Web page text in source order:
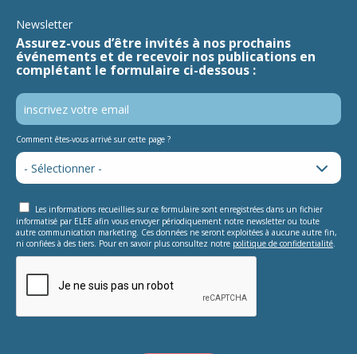
Newsletter
Assurez-vous d’être invités à nos prochains
événements et de recevoir nos publications en
complétant le formulaire ci-dessous :
Comment êtes-vous arrivé sur cette page ?
Les informations recueillies sur ce formulaire sont enregistrées dans un fichier
informatisé par ELEE afin vous envoyer périodiquement notre newsletter ou toute
autre communication marketing. Ces données ne seront exploitées à aucune autre fin,
ni confiées à des tiers. Pour en savoir plus consultez notre politique de confidentialité.